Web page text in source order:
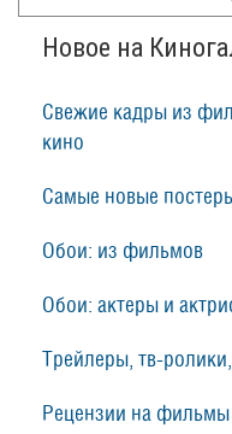
Новое на
Свежие кадры из
кино
Самые новые
Обои: из фильмов
Обои: актеры и
Трейлеры, тв-
Рецензии на фильмы